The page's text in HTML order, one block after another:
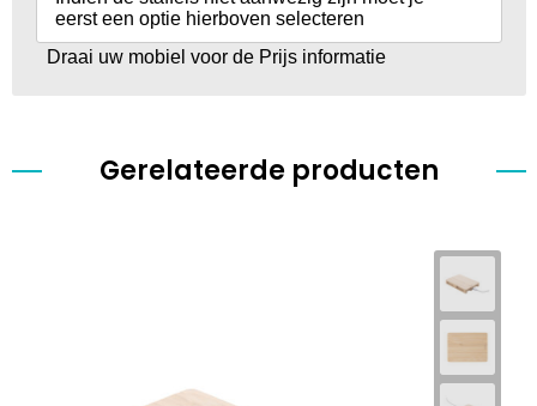
eerst een optie hierboven selecteren
Draai uw mobiel voor de Prijs informatie
Gerelateerde producten